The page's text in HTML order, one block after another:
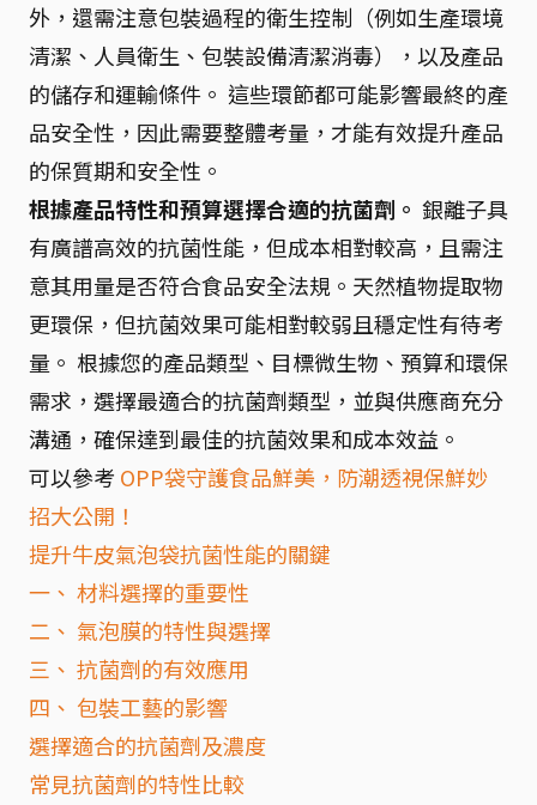
外，還需注意包裝過程的衛生控制（例如生產環境
清潔、人員衛生、包裝設備清潔消毒），以及產品
的儲存和運輸條件。 這些環節都可能影響最終的產
品安全性，因此需要整體考量，才能有效提升產品
的保質期和安全性。
根據產品特性和預算選擇合適的抗菌劑。 銀離子具
有廣譜高效的抗菌性能，但成本相對較高，且需注
意其用量是否符合食品安全法規。天然植物提取物
更環保，但抗菌效果可能相對較弱且穩定性有待考
量。 根據您的產品類型、目標微生物、預算和環保
需求，選擇最適合的抗菌劑類型，並與供應商充分
溝通，確保達到最佳的抗菌效果和成本效益。
可以參考 OPP袋守護食品鮮美，防潮透視保鮮妙
招大公開！
提升牛皮氣泡袋抗菌性能的關鍵
一、 材料選擇的重要性
二、 氣泡膜的特性與選擇
三、 抗菌劑的有效應用
四、 包裝工藝的影響
選擇適合的抗菌劑及濃度
常見抗菌劑的特性比較